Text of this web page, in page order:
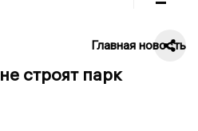
Главная новость
строят парк